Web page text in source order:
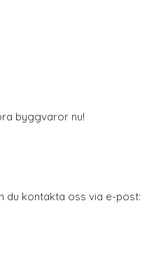
byggvaror nu!
du kontakta oss via e-post: